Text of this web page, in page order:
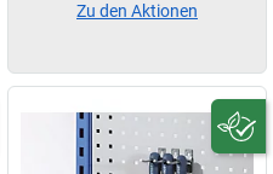
Zu den Aktionen